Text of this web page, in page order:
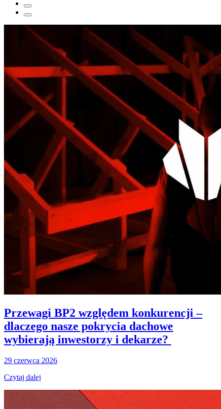
Przewagi BP2 względem konkurencji –
dlaczego nasze pokrycia dachowe
wybierają inwestorzy i dekarze?
29 czerwca 2026
Czytaj dalej